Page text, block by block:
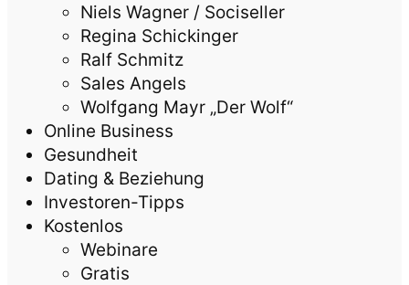
Niels Wagner / Sociseller
Regina Schickinger
Ralf Schmitz
Sales Angels
Wolfgang Mayr „Der Wolf“
Online Business
Gesundheit
Dating & Beziehung
Investoren-Tipps
Kostenlos
Webinare
Gratis